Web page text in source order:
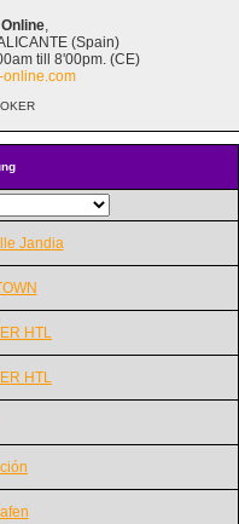
Jandia
HTL
HTL
,
(Spain)
till 8'00pm. (CE)